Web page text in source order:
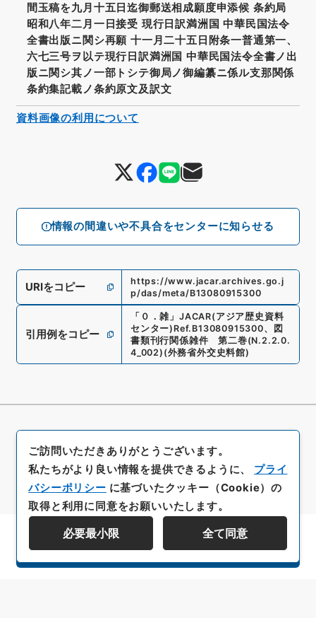
情報の間違いや不具合をセンターに知らせる
間玉稿を九月十五日迄御郵送相成願度申添候 条約局
昭和八年二月一日接受 現行日訳満洲国 中華民国法令
全書出版ニ関シ再願 十一月二十五日附条一普通第一、
六七三号ヲ以テ現行日訳満洲国 中華民国法令全書ノ出
版ニ関シ其ノ一部トシテ御局ノ御編纂ニ係ル支那関係
条約集記載ノ条約原文及訳文
URIをコピー
https://www.jacar.archives.go.j
p/das/meta/B13080915300
引用例をコピー
「 ０．雑 」 JACAR(アジア歴史資料
センター) Ref. B13080915300、
図
書類刊行関係雑件 第二巻(N.2.2.0.
4_002) (外務省外交史料館)
資料画像の利用について
資料群階層を表示する
ご訪問いただきありがとうございます。
私たちがより良い情報を提供できるように、 プライ
バシーポリシー に基づいたクッキー（Cookie）の
取得と利用に同意をお願いいたします。
必要最小限 全て同意